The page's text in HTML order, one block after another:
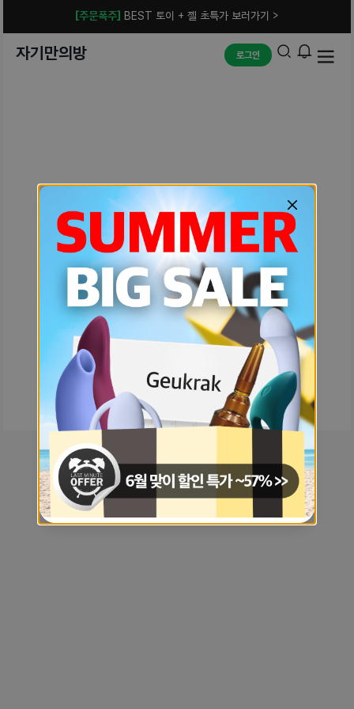
[주문폭주] BEST 토이 + 젤 초특가 보러가기 >
자기만의방 로그인
예상치 못한 에러입니다.